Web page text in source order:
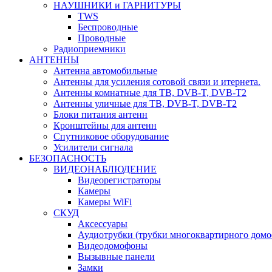
НАУШНИКИ и ГАРНИТУРЫ
TWS
Беспроводные
Проводные
Радиоприемники
АНТЕННЫ
Антенна автомобильные
Антенны для усиления сотовой связи и итернета.
Антенны комнатные для ТВ, DVB-T, DVB-T2
Антенны уличные для ТВ, DVB-T, DVB-T2
Блоки питания антенн
Кронштейны для антенн
Спутниковое оборудование
Усилители сигнала
БЕЗОПАСНОСТЬ
ВИДЕОНАБЛЮДЕНИЕ
Видеорегистраторы
Камеры
Камеры WiFi
СКУД
Аксессуары
Аудиотрубки (трубки многоквартирного
Видеодомофоны
Вызывные панели
Замки